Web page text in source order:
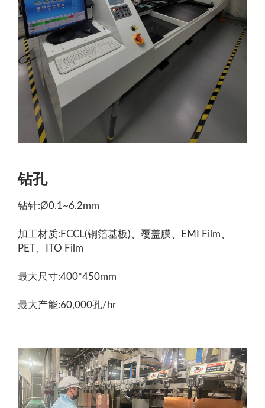
钻孔
钻针:Ø0.1~6.2mm
加工材质:FCCL(铜箔基板)、覆盖膜、EMI Film、
PET、ITO Film
最大尺寸:400*450mm
最大产能:60,000孔/hr